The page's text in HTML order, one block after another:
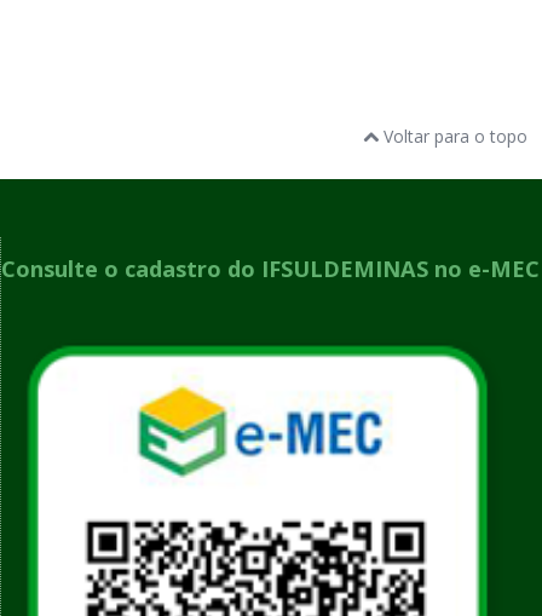
Voltar para o topo
Consulte o cadastro do IFSULDEMINAS no e-MEC